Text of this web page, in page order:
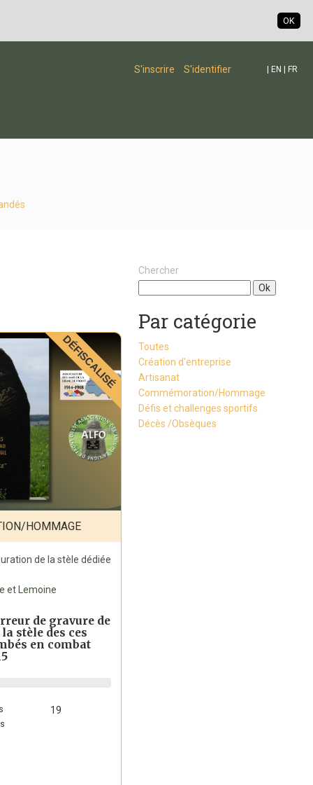
OK
S'inscrire S'identifier EN FR
DÉFISCALISÉ
HOMMAGE
de la stèle dédiée
et Lemoine
de gravure de
stèle des ces
en combat
19
Chercher
Par catégorie
Toutes
Création d'entreprise
Artisanat
Commémoration/Hommage
Défis et challenges sportifs
Décès /Obsèques